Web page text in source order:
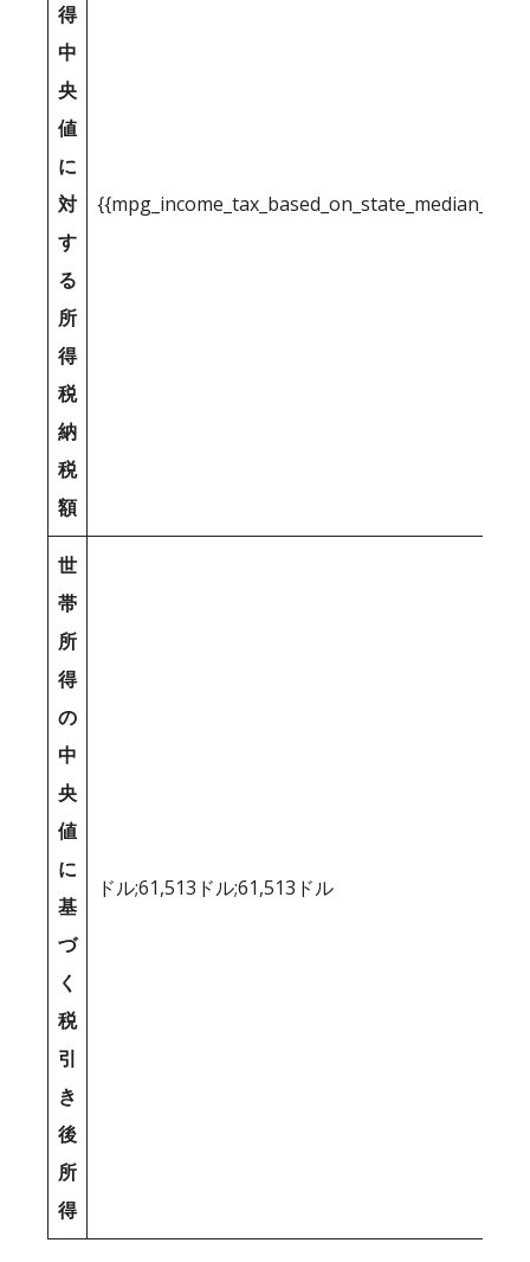
得
中
央
値
に
対
す
る
所
得
税
納
税
額
世
帯
所
得
の
中
央
値
に
基
づ
く
税
引
き
後
所
得
ドル;61,513ドル;61,513ドル